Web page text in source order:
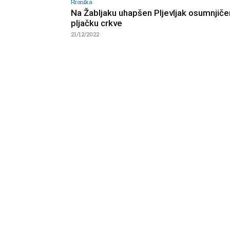
Hronika
Na Žabljaku uhapšen Pljevljak
pljačku crkve
21/12/2022